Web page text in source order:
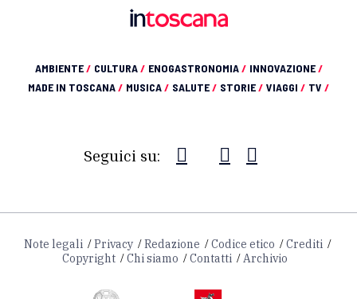
AMBIENTE/ CULTURA/ ENOGASTRONOMIA/ INNOVAZIONE/
MADE IN TOSCANA/ MUSICA/ SALUTE/ STORIE/ VIAGGI / TV /
Seguici su:
Note legali Privacy Redazione Codice etico
Crediti
Copyright
Chi siamo Contatti Archivio